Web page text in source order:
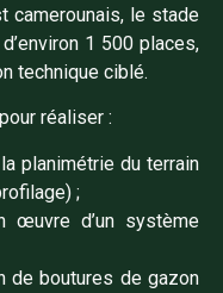
camerounais, le stade
1 500 places,
technique ciblé.
réaliser :
planimétrie du terrain
;
œuvre d’un système
de boutures de gazon